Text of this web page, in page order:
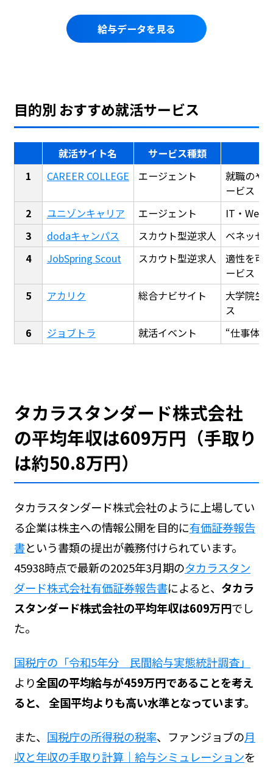
給与データを見る
目的別 おすすめ就活サービス
就活サイト名
サービス種類
CAREER COLLEGE
エージェント
就職のや
ービス
ユニゾンキャリア
エージェント
IT・Web
dodaキャンパス
スカウト型逆求人
ベネッセ
JobSpring Scout
スカウト型逆求人
適性を可
ービス
アカリク
総合ナビサイト
大学院生
ス
ジョブトラ
就活イベント “仕事体
タカラスタンダード株式会社
の平均年収は609万円（手取り
は約50.8万円）
タカラスタンダード株式会社のように上場してい
る企業は株主への情報公開を目的に有価証券報告
書という書類の提出が義務付けられています。
45938時点で最新の2025年3月期のタカラスタン
ダード株式会社有価証券報告書によると、 タカラ
スタンダード株式会社の平均年収は609万円でし
た。
国税庁の「令和5年分 民間給与実態統計調査」
より全国の平均給与が459万円であることを考え
ると、 全国平均よりも高い水準となっています。
また、 国税庁の所得税の税率、ファンジョブの月
収と年収の手取り計算｜給与シミュレーションを